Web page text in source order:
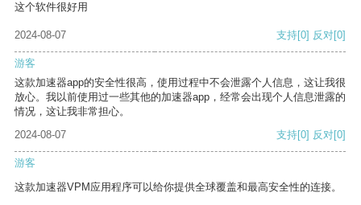
这个软件很好用
2024-08-07 支持[0] 反对[0]
游客
这款加速器app的安全性很高，使用过程中不会泄露个人信息，这让我很
放心。我以前使用过一些其他的加速器app，经常会出现个人信息泄露的
情况，这让我非常担心。
2024-08-07
支持[0] 反对[0]
游客
这款加速器VPM应用程序可以给你提供全球覆盖和最高安全性的连接。